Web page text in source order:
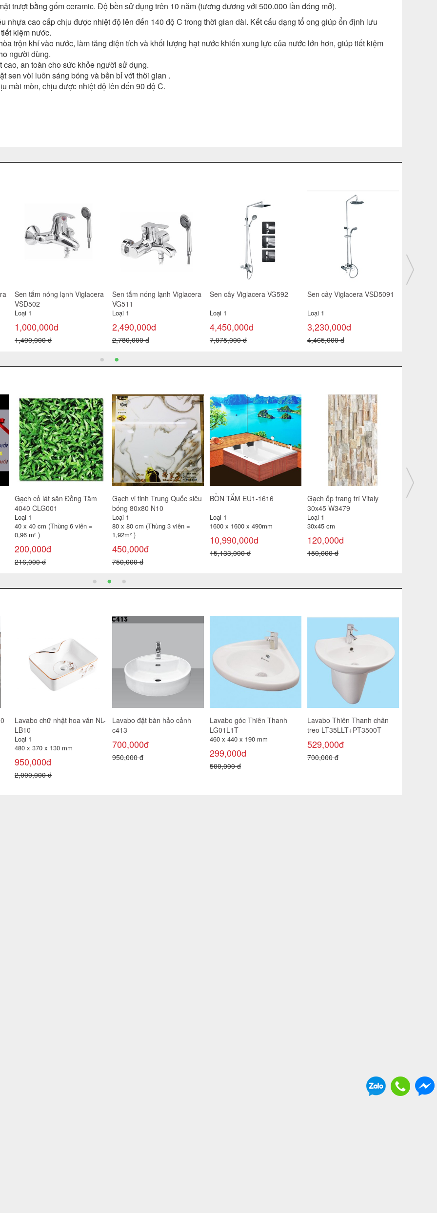
trượt bằng gốm ceramic. Độ bền sử dụng trên 10 năm (tương đương với 500.000 lần đóng mở).
cao cấp chịu được nhiệt độ lên đến 140 độ C trong thời gian dài. Kết cấu dạng tổ ong giúp ổn định lưu
kiệm nước.
trộn khí vào nước, làm tăng diện tích và khối lượng hạt nước khiến xung lực của nước lớn hơn, giúp tiết kiệm
người dùng.
an toàn cho sức khỏe người sử dụng.
sen vòi luôn sáng bóng và bền bỉ với thời gian .
mài mòn, chịu được nhiệt độ lên đến 90 độ C.
Sen tắm nóng lạnh Viglacera
VG514
Loại 1
2,370,000đ
2,680,000 đ
Sen tắm lạnh Viglacera
VG508
Loại 1
800,000đ
1,100,000 đ
Sen tắm nóng lạnh Viglacera
Loại 1
1,030,000đ
1,495,000 đ
Sen tắm nóng lạnh Viglacera
Loại 1
1,000,000đ
1,490,000 đ
giá rẻ
Gương Viglacera VG833
500 x 700 x 5mm
Combo 6
6 món
Bồn cầu giá rẻ Minh Long tay
550,000đ
800,000 đ
Gạch ốp trang trí Vitaly
Lavabo chữ nhật hoa văn NL-
LB10
Loại 1
480 x 370 x 130 mm
950,000đ
2,000,000 đ
Lavabo đặt bàn hảo cảnh
c413
700,000đ
950,000 đ
Lavabo góc Thiên Thanh
LG01L1T
460 x 440 x 190 mm
299,000đ
500,000 đ
Lavabo Thiên Thanh chân
treo LT35LLT+PT3500T
529,000đ
700,000 đ